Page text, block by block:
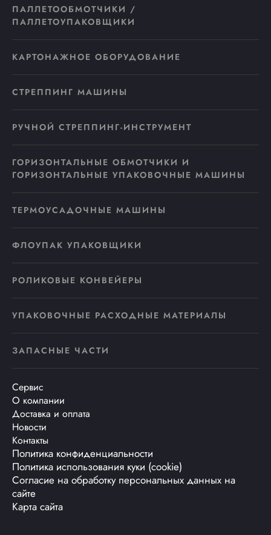
ПАЛЛЕТООБМОТЧИКИ /
ПАЛЛЕТОУПАКОВЩИКИ
КАРТОНАЖНОЕ ОБОРУДОВАНИЕ
СТРЕППИНГ МАШИНЫ
РУЧНОЙ СТРЕППИНГ-ИНСТРУМЕНТ
ГОРИЗОНТАЛЬНЫЕ ОБМОТЧИКИ И
ГОРИЗОНТАЛЬНЫЕ УПАКОВОЧНЫЕ МАШИНЫ
ТЕРМОУСАДОЧНЫЕ МАШИНЫ
ФЛОУПАК УПАКОВЩИКИ
РОЛИКОВЫЕ КОНВЕЙЕРЫ
УПАКОВОЧНЫЕ РАСХОДНЫЕ МАТЕРИАЛЫ
ЗАПАСНЫЕ ЧАСТИ
Сервис
О компании
Доставка и оплата
Новости
Контакты
Политика конфиденциальности
Политика использования куки (cookie)
Согласие на обработку персональных данных на
сайте
Карта сайта